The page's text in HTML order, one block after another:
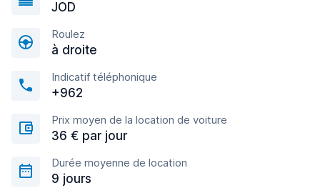
JOD
Roulez
à droite
Indicatif téléphonique
+962
Prix moyen de la location de voiture
36 € par jour
Durée moyenne de location
9 jours